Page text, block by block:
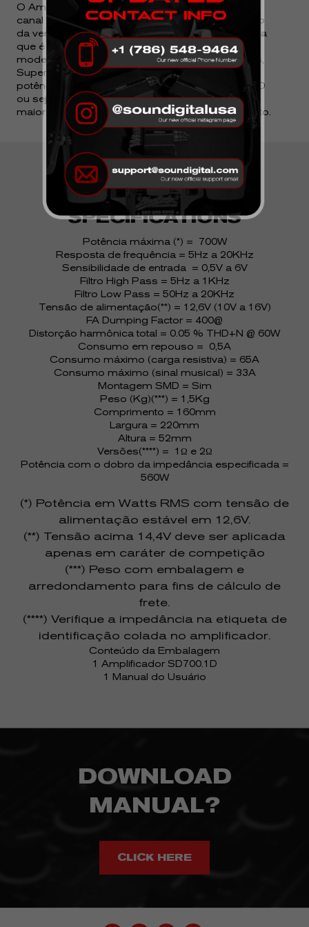
O Amplificador Soundigital SD700.1D possui 1
canal com 700WRMS, 1 ou 2 ohms* dependendo
da versão escolhida. Possui entrada por cabo rca
que é ligada na saída do CD Player/ MP3 . Este
modelo é indicado para uso em Woofers, Drivers,
Super Tweeters e Subwoofers nesta faixa de
potência. O SD700.1D é um amplificador classe D
ou seja, possui arquitetura digital. Isso garante
maior economia de energia e menor aquecimento.
TECHNICAL
SPECIFICATIONS
Potência máxima (*) = 700W
Resposta de frequência = 5Hz a 20KHz
Sensibilidade de entrada = 0,5V a 6V
Filtro High Pass = 5Hz a 1KHz
Filtro Low Pass = 50Hz a 20KHz
Tensão de alimentação(**) = 12,6V (10V a 16V)
FA Dumping Factor = 400@
Distorção harmônica total = 0.05 % THD+N @ 60W
Consumo em repouso = 0,5A
Consumo máximo (carga resistiva) = 65A
Consumo máximo (sinal musical) = 33A
Montagem SMD = Sim
Peso (Kg)(***) = 1,5Kg
Comprimento = 160mm
Largura = 220mm
Altura = 52mm
Versões(****) = 1Ω e 2Ω
Potência com o dobro da impedância especificada =
560W
(*) Potência em Watts RMS com tensão de
alimentação estável em 12,6V.
(**) Tensão acima 14,4V deve ser aplicada
apenas em caráter de competição
(***) Peso com embalagem e
arredondamento para fins de cálculo de
frete.
(****) Verifique a impedância na etiqueta de
identificação colada no amplificador.
Conteúdo da Embalagem
1 Amplificador SD700.1D
1 Manual do Usuário
DOWNLOAD
MANUAL?
CLICK HERE